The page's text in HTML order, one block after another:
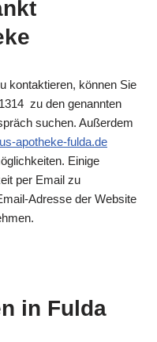
kontaktieren, können Sie
zu den genannten
suchen. Außerdem
apotheke-fulda.de
Einige
per Email zu
Adresse der Website
in Fulda